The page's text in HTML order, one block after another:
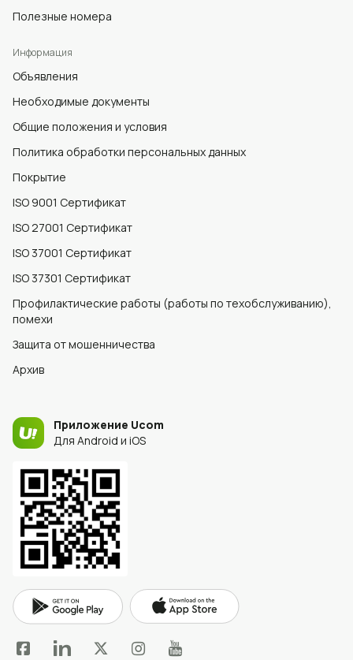
Полезные номера
Информация
Объявления
Необходимые документы
Общие положения и условия
Политика обработки персональных данных
Покрытие
ISO 9001 Сертификат
ISO 27001 Сертификат
ISO 37001 Сертификат
ISO 37301 Сертификат
Профилактические работы (работы по техобслуживанию),
помехи
Защита от мошенничества
Архив
Приложение Ucom
Для Android и iOS